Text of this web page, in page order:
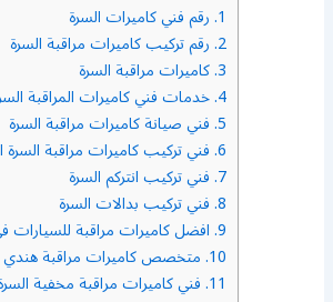
1. رقم فني كاميرات السرة
2. رقم تركيب كاميرات مراقبة السرة
3. كاميرات مراقبة السرة
4. خدمات فني كاميرات المراقبة
5. فني صيانة كاميرات مراقبة السرة
6. فني تركيب كاميرات مراقبة
7. فني تركيب انتركم السرة
8. فني تركيب بدالات السرة
9. افضل كاميرات مراقبة للسيارات
10. متخصص كاميرات مراقبة هندي
11. فني كاميرات مراقبة مخفية